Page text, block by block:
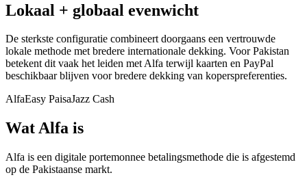
Lokaal + globaal evenwicht
De sterkste configuratie combineert doorgaans een vertrouwde
lokale methode met bredere internationale dekking. Voor Pakistan
betekent dit vaak het leiden met Alfa terwijl kaarten en PayPal
beschikbaar blijven voor bredere dekking van koperspreferenties.
AlfaEasy PaisaJazz Cash
Wat Alfa is
Alfa is een digitale portemonnee betalingsmethode die is afgestemd
op de Pakistaanse markt.